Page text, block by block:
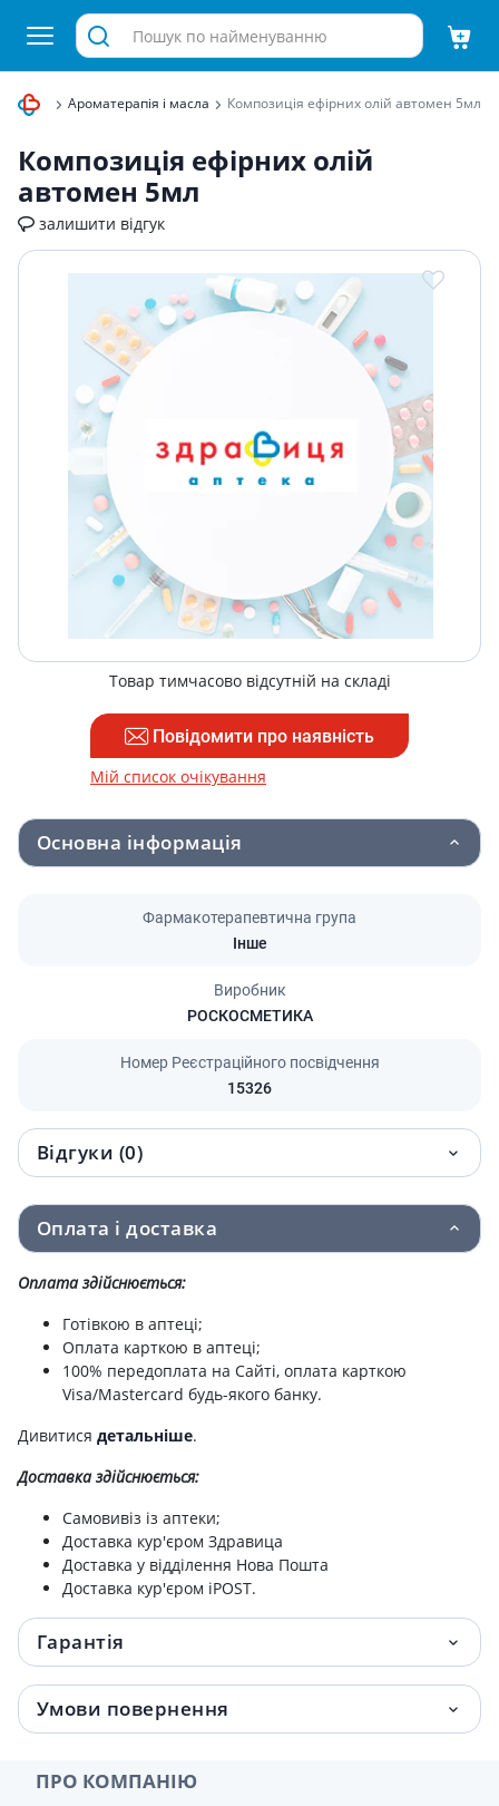
Ароматерапія і масла Композицiя ефiрних олiй автомен 5мл
Композицiя ефiрних олiй
автомен 5мл
залишити відгук
Товар тимчасово відсутній на складі
Повідомити про наявність
Мій список очікування
Основна інформація
Фармакотерапевтична група
Інше
Виробник
РОСКОСМЕТИКА
Номер Реєстраційного посвідчення
15326
Відгуки (0)
Оплата і доставка
Оплата здійснюється:
Готівкою в аптеці;
Оплата карткою в аптеці;
100% передоплата на Сайті, оплата карткою
Visa/Mastercard будь-якого банку.
Дивитися детальніше.
Доставка здійснюється:
Самовивіз із аптеки;
Доставка кур'єром Здравица
Доставка у відділення Нова Пошта
Доставка кур'єром iPOST.
Гарантія
Умови повернення
ПРО КОМПАНІЮ